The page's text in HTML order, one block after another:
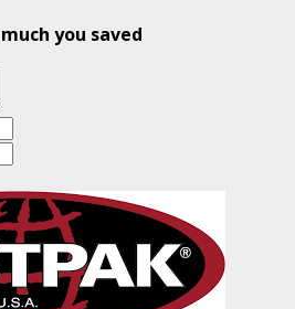
you saved